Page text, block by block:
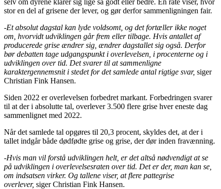
stor en del af grisene der lever, og gør derfor sammenligningen fair.
-Et absolut dagstal kan lyde voldsomt, og det fortæller ikke noget
om, hvorvidt udviklingen går frem eller tilbage. Hvis antallet af
producerede grise ændrer sig, ændrer dagstallet sig også. Derfor
bør debatten tage udgangspunkt i overlevelsen, i procenterne og i
udviklingen over tid. Det svarer til at sammenligne
karaktergennemsnit i stedet for det samlede antal rigtige svar, siger
Christian Fink Hansen.
Siden 2022 er overlevelsen forbedret markant. Forbedringen svarer
til at der i absolutte tal, overlever 3.500 flere grise hver eneste dag
sammenlignet med 2022.
Når det samlede tal opgøres til 20,3 procent, skyldes det, at der i
tallet indgår både dødfødte grise og grise, der dør inden fravænning.
-Hvis man vil forstå udviklingen helt, er det altså nødvendigt at se
på udviklingen i overlevelsesraten over tid. Det er der, man kan se,
om indsatsen virker. Og tallene viser, at flere pattegrise
overlever, siger Christian Fink Hansen.